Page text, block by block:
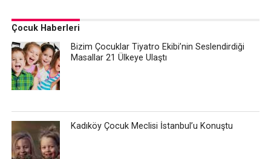
Çocuk Haberleri
Bizim Çocuklar Tiyatro Ekibi’nin Seslendirdiği
Masallar 21 Ülkeye Ulaştı
Kadıköy Çocuk Meclisi İstanbul’u Konuştu